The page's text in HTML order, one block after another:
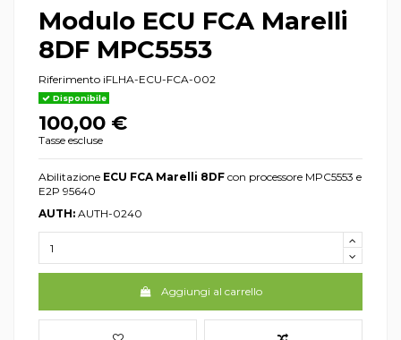
Modulo ECU FCA Marelli
8DF MPC5553
Riferimento iFLHA-ECU-FCA-002
Disponibile
100,00 €
Tasse escluse
Abilitazione ECU FCA Marelli 8DF con processore MPC5553 e
E2P 95640
AUTH: AUTH-0240
Aggiungi al carrello